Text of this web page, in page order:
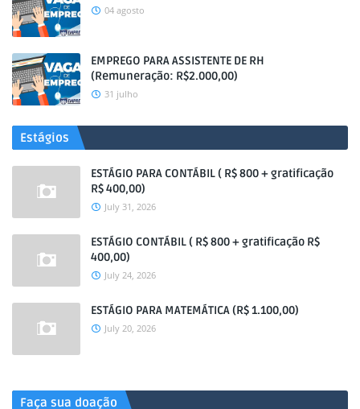
04 agosto
EMPREGO PARA ASSISTENTE DE RH
(Remuneração: R$2.000,00)
31 julho
Estágios
ESTÁGIO PARA CONTÁBIL ( R$ 800 + gratificação
R$ 400,00)
July 31, 2026
ESTÁGIO CONTÁBIL ( R$ 800 + gratificação R$
400,00)
July 24, 2026
ESTÁGIO PARA MATEMÁTICA (R$ 1.100,00)
July 20, 2026
Faça sua doação